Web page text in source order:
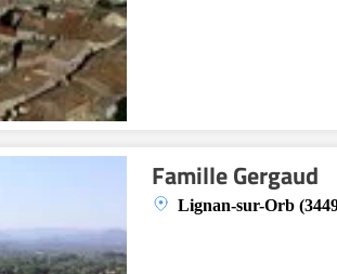
Famille Gergaud
Lignan-sur-Orb